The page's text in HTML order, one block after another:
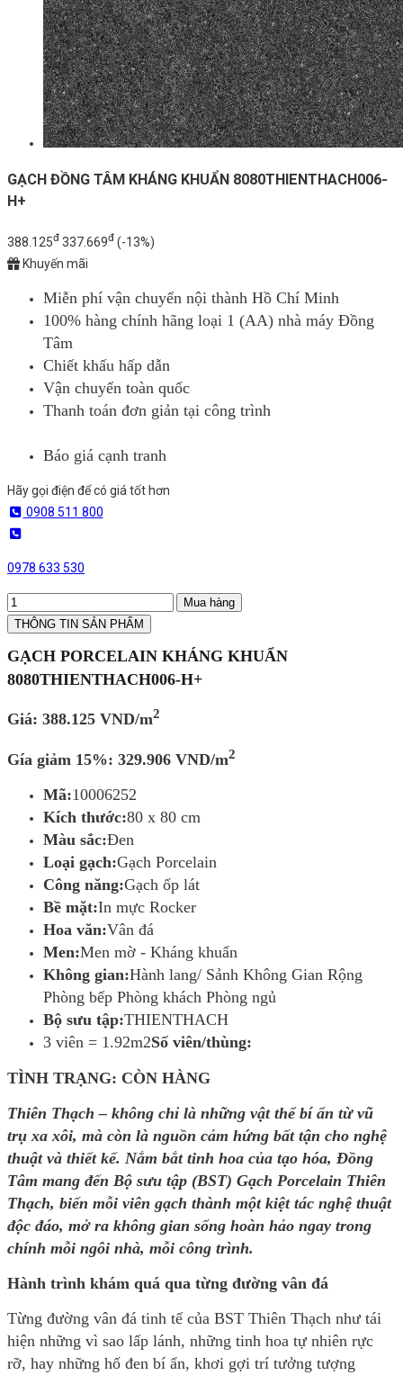
GẠCH ĐỒNG TÂM KHÁNG KHUẨN 8080THIENTHACH006-
H+
388.125đ 337.669đ (-13%)
Khuyến mãi
Miễn phí vận chuyển nội thành Hồ Chí Minh
100% hàng chính hãng loại 1 (AA) nhà máy Đồng
Tâm
Chiết khấu hấp dẫn
Vận chuyển toàn quốc
Thanh toán đơn giản tại công trình
Báo giá cạnh tranh
Hãy gọi điện để có giá tốt hơn
0908 511 800
0978 633 530
Mua hàng
THÔNG TIN SẢN PHẨM
GẠCH PORCELAIN KHÁNG KHUẨN
8080THIENTHACH006-H+
Giá: 388.125 VND/m2
Gía giảm 15%: 329.906 VND/m2
Mã:10006252
Kích thước:80 x 80 cm
Màu sắc:Đen
Loại gạch:Gạch Porcelain
Công năng:Gạch ốp lát
Bề mặt:In mực Rocker
Hoa văn:Vân đá
Men:Men mờ - Kháng khuẩn
Không gian:Hành lang/ Sảnh Không Gian Rộng
Phòng bếp Phòng khách Phòng ngủ
Bộ sưu tập:THIENTHACH
3 viên = 1.92m2Số viên/thùng:
TÌNH TRẠNG: CÒN HÀNG
Thiên Thạch – không chỉ là những vật thể bí ẩn từ vũ
trụ xa xôi, mà còn là nguồn cảm hứng bất tận cho nghệ
thuật và thiết kế. Nắm bắt tinh hoa của tạo hóa, Đồng
Tâm mang đến Bộ sưu tập (BST) Gạch Porcelain Thiên
Thạch, biến mỗi viên gạch thành một kiệt tác nghệ thuật
độc đáo, mở ra không gian sống hoàn hảo ngay trong
chính mỗi ngôi nhà, mỗi công trình.
Hành trình khám quá qua từng đường vân đá
Từng đường vân đá tinh tế của BST Thiên Thạch như tái
hiện những vì sao lấp lánh, những tinh hoa tự nhiên rực
rỡ, hay những hố đen bí ẩn, khơi gợi trí tưởng tượng